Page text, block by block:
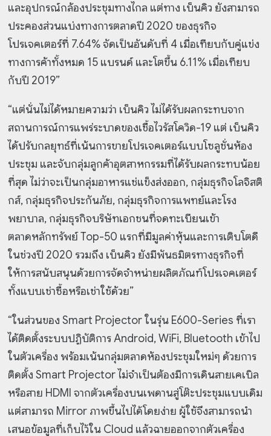
และอุปกรณ์กล้องประชุมทางไกล แต่ทาง เบ็นคิว ยังสามารถ
ประคองส่วนแบ่งทางการตลาดปี 2020 ของธุรกิจ
โปรเจคเตอร์ที่ 7.64% จัดเป็นอันดับที่ 4 เมื่อเทียบกับคู่แข่ง
ทางการค้าทั้งหมด 15 แบรนด์ และโตขึ้น 6.11% เมื่อเทียบ
กับปี 2019”
“แต่นั่นไม่ได้หมายความว่า เบ็นคิว ไม่ได้รับผลกระทบจาก
สถานการณ์การแพร่ระบาดของเชื้อไวรัสโควิด-19 แต่ เบ็นคิว
ได้ปรับกลยุทธ์ที่เน้นการขายโปรเจคเตอร์แบบโซลูชั่นห้อง
ประชุม และจับกลุ่มลูกค้าอุตสาหกรรมที่ได้รับผลกระทบน้อย
ที่สุด ไม่ว่าจะเป็นกลุ่มอาหารแช่แข็งส่งออก, กลุ่มธุรกิจโลจิสติ
กส์, กลุ่มธุรกิจประกันภัย, กลุ่มธุรกิจการแพทย์และโรง
พยาบาล, กลุ่มธุรกิจบริษัทเอกชนที่จดทะเบียนเข้า
ตลาดหลักทรัพย์ Top-50 แรกที่มีมูลค่าหุ้นและการเติบโตดี
ในช่วงปี 2020 รวมถึง เบ็นคิว ยังมีพันธมิตรทางธุรกิจที่
ให้การสนับสนุนด้วยการจัดจำหน่ายผลิตภัณฑ์โปรเจคเตอร์
ทั้งแบบเช่าซื้อหรือเช่าใช้ด้วย”
“ในส่วนของ Smart Projector ในรุ่น E600-Series ที่เรา
ได้ติดตั้งระบบปฏิบัติการ Android, WiFi, Bluetooth เข้าไป
ในตัวเครื่อง พร้อมเน้นกลุ่มตลาดห้องประชุมใหม่ๆ ด้วยการ
ติดตั้ง Smart Projector ไม่จำเป็นต้องมีการเดินสายเคเบิล
หรือสาย HDMI จากตัวเครื่องบนเพดานสู่โต๊ะประชุมแบบเดิม
แต่สามารถ Mirror ภาพขึ้นไปได้โดยง่าย ผู้ใช้จึงสามารถนำ
เสนอข้อมูลที่เก็บไว้ใน Cloud แล้วฉายออกจากตัวเครื่อง